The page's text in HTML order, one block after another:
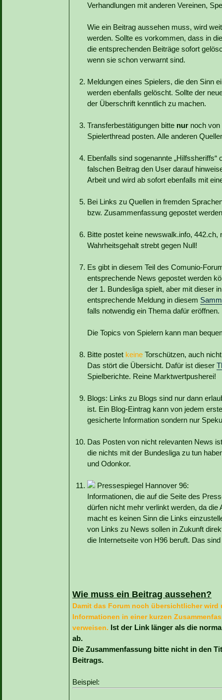
Verhandlungen mit anderen Vereinen,
Wie ein Beitrag aussehen muss, wird
werden. Sollte es vorkommen, dass in
die entsprechenden Beiträge sofort
wenn sie schon verwarnt sind.
Meldungen eines Spielers, die den Sinn
werden ebenfalls gelöscht. Sollte der
der Überschrift kenntlich zu machen.
Transferbestätigungen bitte nur noch
Spielerthread posten. Alle anderen
Ebenfalls sind sogenannte
falschen Beitrag den User darauf
Arbeit und wird ab sofort ebenfalls mit
Bei Links zu Quellen in fremden
bzw. Zusammenfassung gepostet
Bitte postet keine newswalk.info,
Wahrheitsgehalt strebt gegen Null!
Es gibt in diesem Teil des Comunio-
entsprechende News gepostet werden
der 1. Bundesliga spielt, aber mit dieser
entsprechende Meldung in diesem
falls notwendig ein Thema dafür eröffnen.
Die Topics von Spielern kann man
Bitte postet keine Torschützen, auch
Das stört die Übersicht. Dafür ist dieser
Spielberichte. Reine Marktwertpusherei!
Blogs: Links zu Blogs sind nur dann
ist. Ein Blog-Eintrag kann von jedem
gesicherte Information sondern nur
Das Posten von nicht relevanten News
die nichts mit der Bundesliga zu tun
und Odonkor.
Pressespiegel Hannover 96:
Informationen, die auf die Seite des
dürfen nicht mehr verlinkt werden, da
macht es keinen Sinn die Links
von Links zu News sollen in Zukunft
die Internetseite von H96 beruft. Das sind
Wie muss ein Beitrag aussehen?
Damit das Forum noch übersichtlicher
Informationen in einer kurzen
verweisen. Ist der Link länger als die
ab.
Die Zusammenfassung bitte nicht in den
Beitrags.
Beispiel: